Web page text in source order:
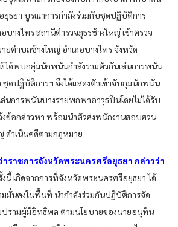
ธยา บูรณาการกำลังร่วมกับชุดปฏิบัติการ
างไทร สถานีตำรวจภูธรช้างใหญ่ เข้าตรวจ
ตำบลช้างใหญ่ อำเภอบางไทร จังหวัด
ได้พบกลุ่มนักพนันกำลังรวมตัวกันเล่นการพนัน
ชุดปฏิบัติการฯ จึงได้แสดงตัวเข้าจับกุมนักพนัน
นการพนันบางรายพกพาอาวุธปืนโดยไม่ได้รับ
งข้อกล่าวหา พร้อมนำตัวส่งพนักงานสอบสวน
ดำเนินคดีตามกฎหมาย
ราชการจังหวัดพระนครศรีอยุธยา กล่าวว่า
นี้ เกิดจากการที่จังหวัดพระนครศรีอยุธยา ได้
มั่นคงในพื้นที่ นำกำลังร่วมกันปฏิบัติการจัด
ปรามผู้มีอิทธิพล ตามนโยบายของนายอนุทิน